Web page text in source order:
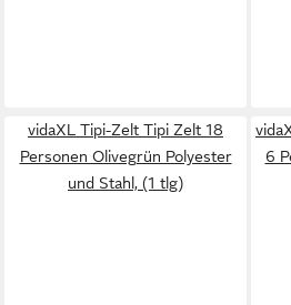
vidaXL Tipi-Zelt Tipi Zelt 18
Personen Olivegrün Polyester
und Stahl, (1 tlg)
6